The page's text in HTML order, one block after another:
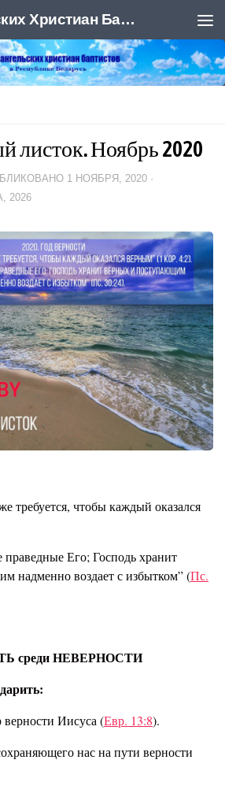
Союз Евангельских Христиан Баптистов
листок. Ноябрь 2020
1 НОЯБРЯ, 2020 ·
2026
требуется, чтобы каждый оказался
Его; Господь хранит
надменно воздает с избытком” (Пс.
среди НЕВЕРНОСТИ
Иисуса (Евр. 13:8).
нас на пути верности